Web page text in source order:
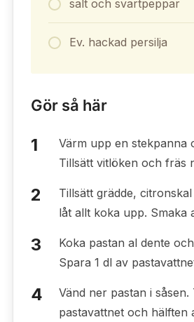
salt och svartpeppar
Ev. hackad persilja
Gör så här
Värm upp en stekpanna
Tillsätt vitlöken och fräs
Tillsätt grädde,
låt allt koka upp. Smaka
Koka pastan al dente
Spara 1 dl av
Vänd ner pastan i såsen.
pastavattnet och hälften